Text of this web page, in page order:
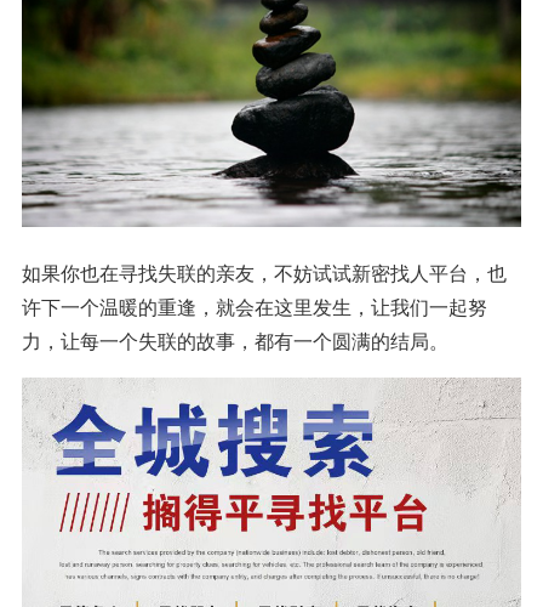
如果你也在寻找失联的亲友，不妨试试新密找人平台，也
许下一个温暖的重逢，就会在这里发生，让我们一起努
力，让每一个失联的故事，都有一个圆满的结局。